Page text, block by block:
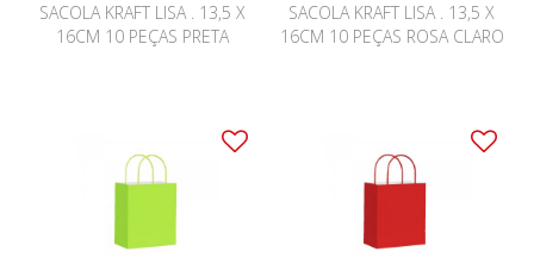
SACOLA KRAFT LISA . 13,5 X
16CM 10 PEÇAS PRETA
SACOLA KRAFT LISA . 13,5 X
16CM 10 PEÇAS ROSA CLARO